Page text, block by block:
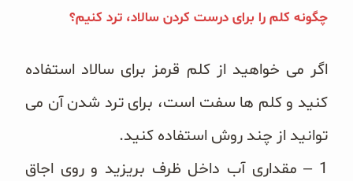
چاشنی‌ها و سرکه‌‌ها
غلات و دانه‌های سالم
صبحانه و میان وعده
چگونه کلم را برای درست کردن سالاد، ترد کنیم؟
اگر می خواهید از کلم قرمز برای سالاد استفاده
کنید و کلم ها سفت است، برای ترد شدن آن می
توانید از چند روش استفاده کنید.
1 – مقداری آب داخل ظرف بریزید و روی اجاق